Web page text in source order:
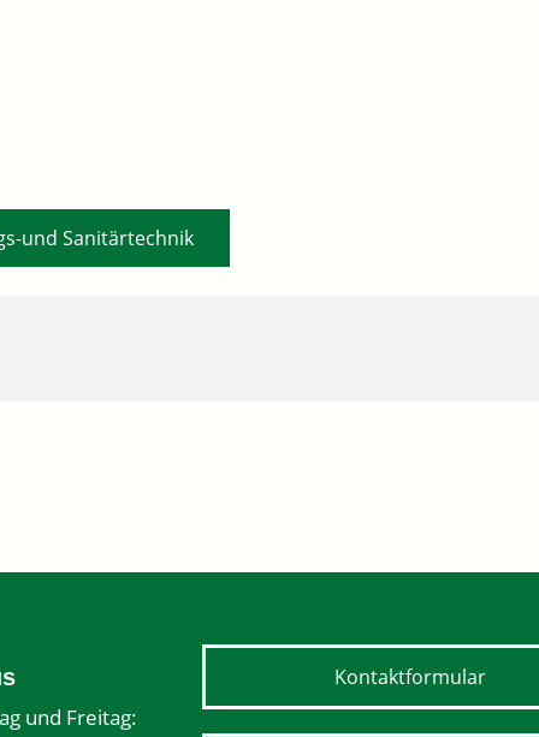
und Sanitärtechnik
und Freitag:
Kontaktformular